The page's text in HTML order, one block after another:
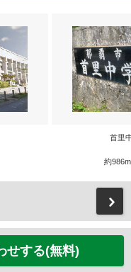
首里
約
せする(無料)